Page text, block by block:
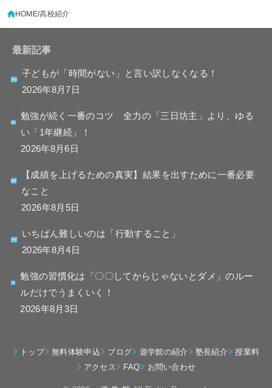
HOME 高校紹介
最新記事
子どもが「時間がない」と言い訳しなくなる！
2026年8月7日
勉強が続く一番のコツ 全力の「三日坊主」より、ゆる
い「1年継続」！
2026年8月6日
【成績を上げるための真実】結果を出すために一番必要
なこと
2026年8月5日
いちばん難しいのは「行動すること」
2026年8月4日
勉強の習慣化は「〇〇してからじゃないとダメ」のルー
ルだけでうまくいく！
2026年8月3日
トップ 無料体験申込 ブログ 遊学館の紹介 塾長紹介
授業料
アクセス
FAQ お問い合わせ